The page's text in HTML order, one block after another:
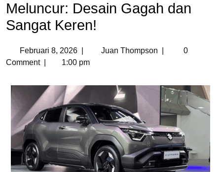
Meluncur: Desain Gagah dan
Sangat Keren!
Februari 8, 2026 Juan Thompson
0
Comment
1:00 pm